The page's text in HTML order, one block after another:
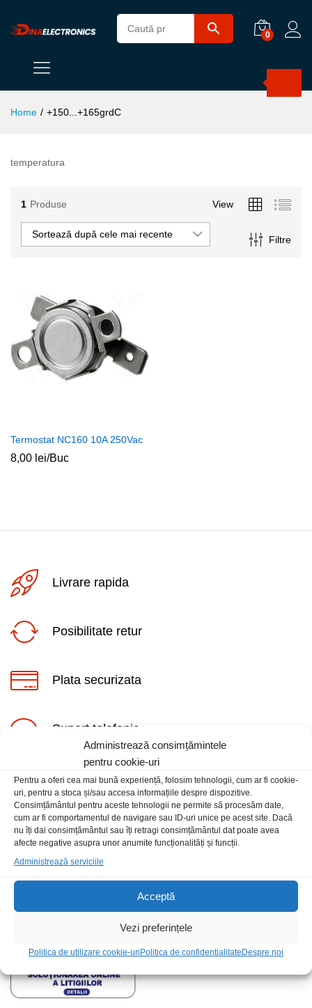
Administrează consimțămintele
pentru cookie-uri
Pentru a oferi cea mai bună experiență, folosim tehnologii, cum ar fi cookie-
uri, pentru a stoca și/sau accesa informațiile despre dispozitive.
Consimțământul pentru aceste tehnologii ne permite să procesăm date,
cum ar fi comportamentul de navigare sau ID-uri unice pe acest site. Dacă
nu îți dai consimțământul sau îți retragi consimțământul dat poate avea
afecte negative asupra unor anumite funcționalități și funcții.
Administrează serviciile
Acceptă
Vezi preferințele
Politica de utilizare cookie-uri Politica de confidentialitate Despre noi
0
Home / +150...+165grdC
temperatura
1 Produse View
Filtre
Sortează după cele mai recente
Termostat NC160 10A 250Vac
8,00 lei/Buc
Livrare rapida
Posibilitate retur
Plata securizata
Suport telefonic
Informatii